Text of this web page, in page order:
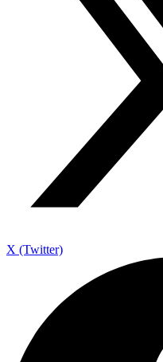
X (Twitter)